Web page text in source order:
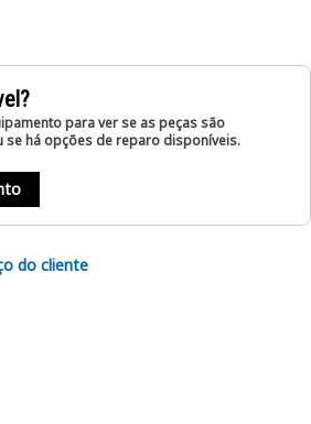
para ver se as peças são
se há opções de reparo disponíveis.
do cliente